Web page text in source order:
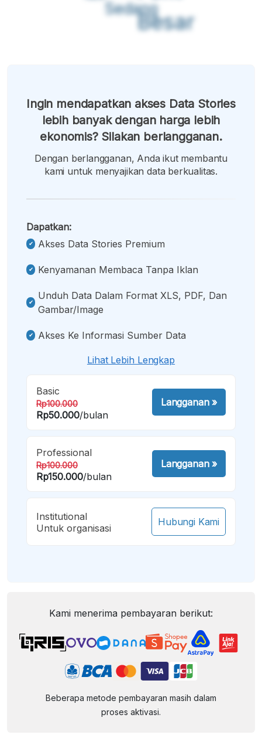
Sedang
Besar
Ingin mendapatkan akses Data Stories
lebih banyak dengan harga lebih
ekonomis? Silakan berlangganan.
Dengan berlangganan, Anda ikut membantu
kami untuk menyajikan data berkualitas.
Dapatkan:
Akses Data Stories Premium
Kenyamanan Membaca Tanpa Iklan
Unduh Data Dalam Format XLS, PDF, Dan
Gambar/image
Akses Ke Informasi Sumber Data
Lihat Lebih Lengkap
Basic
Rp100.000
Rp50.000/bulan
Langganan»
Professional
Rp100.000
Rp150.000/bulan
Langganan»
Institutional
Untuk organisasi
Hubungi Kami
Kami menerima pembayaran berikut:
Beberapa metode pembayaran masih dalam
proses aktivasi.